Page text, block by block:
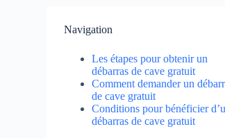
Navigation
Les étapes pour obtenir un
débarras de cave gratuit
Comment demander un
de cave gratuit
Conditions pour bénéficier
débarras de cave gratuit